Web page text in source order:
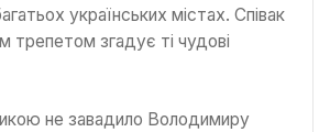
українських містах. Співак
трепетом згадує ті чудові
не завадило Володимиру